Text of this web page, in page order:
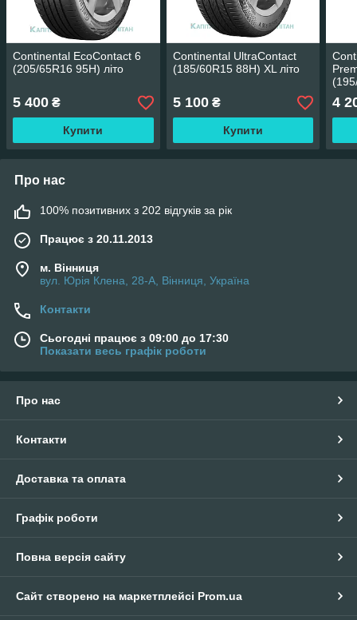
Continental EcoContact 6
(205/65R16 95H) літо
5 400 ₴
Купити
Continental UltraContact
(185/60R15 88H) XL літо
5 100₴
Купити
4
Про нас
100% позитивних з 202 відгуків за рік
Працює з 20.11.2013
м. Вінниця
вул. Юрія Клена, 28-А, Вінниця, Україна
Контакти
Сьогодні працює з 09:00 до 17:30
Показати весь графік роботи
Про нас
Контакти
Доставка та оплата
Графік роботи
Повна версія сайту
Сайт створено на маркетплейсі Prom.ua